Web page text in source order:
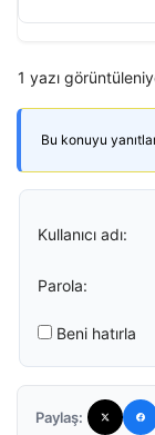
1 yazı
Bu konuyu
Kullanıcı adı:
Parola:
Beni hatırla
Paylaş: